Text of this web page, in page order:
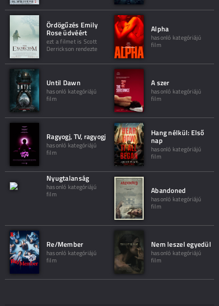
Ördögűzés Emily
Rose üdvéért
ezt a filmet is Scott
Derrickson rendezte
Alpha
hasonló kategóriájú
film
Until Dawn
hasonló kategóriájú
film
A szer
hasonló kategóriájú
film
Ragyogj, TV, ragyogj
hasonló kategóriájú
film
Hang nélkül: Első
nap
hasonló kategóriájú
film
Nyugtalanság
hasonló kategóriájú
film Abandoned
hasonló kategóriájú
film
Re/Member
hasonló kategóriájú
film
Nem leszel egyedül
hasonló kategóriájú
film